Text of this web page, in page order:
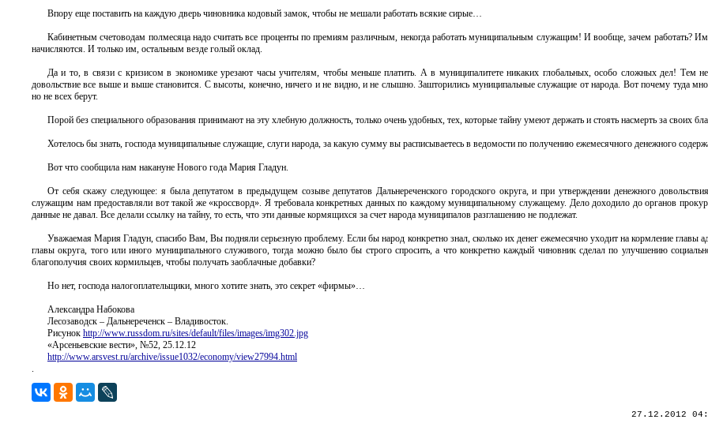
Впору еще поставить на каждую дверь чиновника кодовый замок, чтобы не мешали работать всякие сирые…
Кабинетным счетоводам полмесяца надо считать все проценты по премиям различным, некогда работать муниципальным служащим! И вообще, зачем работать?
начисляются. И только им, остальным везде голый оклад.
Да и то, в связи с кризисом в экономике урезают часы учителям, чтобы меньше платить. А в муниципалитете никаких глобальных, особо сложных дел! Тем
довольствие все выше и выше становится. С высоты, конечно, ничего и не видно, и не слышно. Зашторились муниципальные служащие от народа. Вот почему туда
но не всех берут.
Порой без специального образования принимают на эту хлебную должность, только очень удобных, тех, которые тайну умеют держать и стоять насмерть за своих
Хотелось бы знать, господа муниципальные служащие, слуги народа, за какую сумму вы расписываетесь в ведомости по получению ежемесячного денежного
Вот что сообщила нам накануне Нового года Мария Гладун.
От себя скажу следующее: я была депутатом в предыдущем созыве депутатов Дальнереченского городского округа, и при утверждении денежного
служащим нам предоставляли вот такой же «кроссворд». Я требовала конкретных данных по каждому муниципальному служащему. Дело доходило до органов
данные не давал. Все делали ссылку на тайну, то есть, что эти данные кормящихся за счет народа муниципалов разглашению не подлежат.
Уважаемая Мария Гладун, спасибо Вам, Вы подняли серьезную проблему. Если бы народ конкретно знал, сколько их денег ежемесячно уходит на кормление главы
главы округа, того или иного муниципального служивого, тогда можно было бы строго спросить, а что конкретно каждый чиновник сделал по улучшению
благополучия своих кормильцев, чтобы получать заоблачные добавки?
Но нет, господа налогоплательщики, много хотите знать, это секрет «фирмы»…
Александра Набокова
Лесозаводск – Дальнереченск – Владивосток.
Рисунок http://www.russdom.ru/sites/default/files/images/img302.jpg
«Арсеньевские вести», №52, 25.12.12
http://www.arsvest.ru/archive/issue1032/economy/view27994.html
.
27.12.2012